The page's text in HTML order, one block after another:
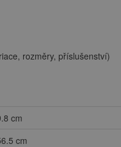
rozměry, příslušenství)
cm
cm